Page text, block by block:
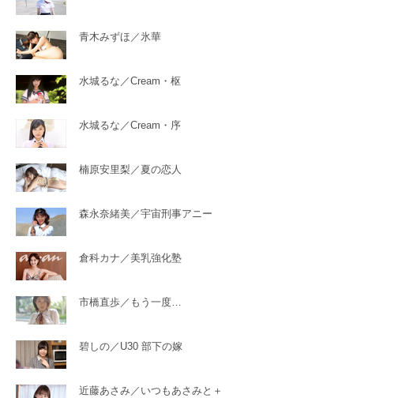
青木みずほ／氷華
水城るな／Cream・枢
水城るな／Cream・序
楠原安里梨／夏の恋人
森永奈緒美／宇宙刑事アニー
倉科カナ／美乳強化塾
市橋直歩／もう一度…
碧しの／U30 部下の嫁
近藤あさみ／いつもあさみと＋